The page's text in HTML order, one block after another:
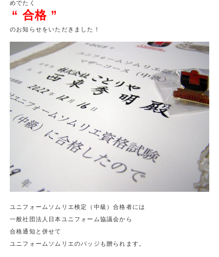
めでたく
“ 合格 ”
のお知らせをいただきました！
ユニフォームソムリエ検定（中級）合格者には
一般社団法人日本ユニフォーム協議会から
合格通知と併せて
ユニフォームソムリエのバッジも贈られます。